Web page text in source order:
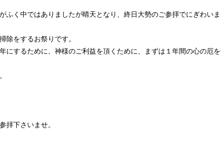
ふく中ではありましたが晴天となり、終日大勢のご参拝でにぎわい
除をするお祭りです。
するために、神様のご利益を頂くために、まずは１年間の心の
拝下さいませ。